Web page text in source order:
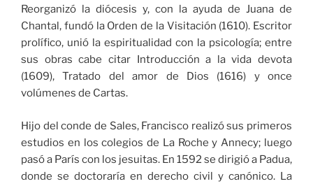
Reorganizó la diócesis y, con la ayuda de Juana de
Chantal, fundó la Orden de la Visitación (1610). Escritor
prolífico, unió la espiritualidad con la psicología; entre
sus obras cabe citar Introducción a la vida devota
(1609), Tratado del amor de Dios (1616) y once
volúmenes de Cartas.
Hijo del conde de Sales, Francisco realizó sus primeros
estudios en los colegios de La Roche y Annecy; luego
pasó a París con los jesuitas. En 1592 se dirigió a Padua,
donde se doctoraría en derecho civil y canónico. La